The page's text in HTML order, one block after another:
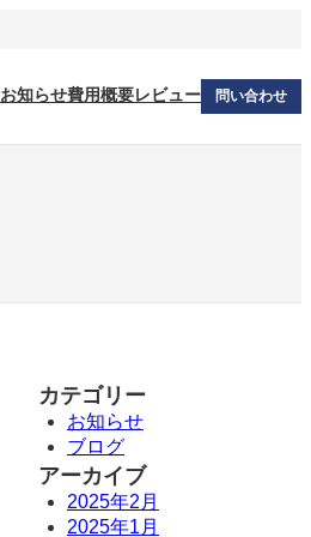
お知らせ費用概要レビュー 問い合わせ
カテゴリー
お知らせ
ブログ
アーカイブ
2025年2月
2025年1月